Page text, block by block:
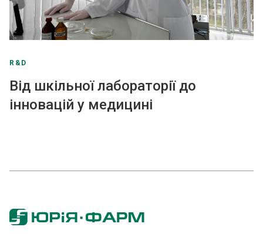
R&D
Від шкільної лабораторії до
інновацій у медицині